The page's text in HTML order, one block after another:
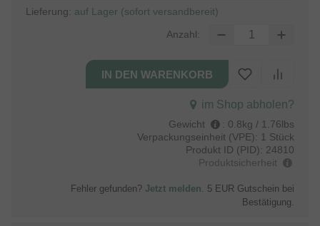
Lieferung: auf Lager (sofort versandbereit)
Anzahl:
im Shop abholen?
Gewicht : 0.8kg / 1.76lbs
Verpackungseinheit (VPE): 1 Stück
Produkt ID (PID): 24810
Produktsicherheit
Fehler gefunden? Jetzt melden . 5 EUR Gutschein bei
Bestätigung.